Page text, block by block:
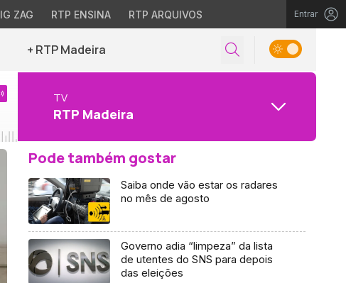
ZAG RTP ENSINA RTP ARQUIVOS Entrar
+ RTP Madeira
TV
RTP Madeira
Pode também gostar
Saiba onde vão estar os radares
no mês de agosto
Governo adia “limpeza” da lista
de utentes do SNS para depois
das eleições